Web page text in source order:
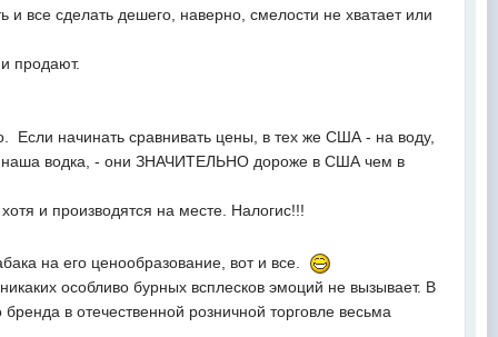
все сделать дешего, наверно, смелости не хватает или
продают.
начинать сравнивать цены, в тех же США - на воду,
наша водка, - они ЗНАЧИТЕЛЬНО дороже в США чем в
и производятся на месте. Налогис!!!
на его ценообразование, вот и все.
особливо бурных всплесков эмоций не вызывает. В
в отечественной розничной торговле весьма